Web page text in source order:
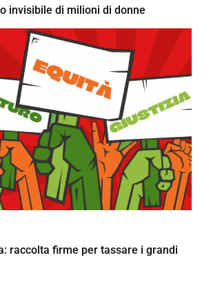
invisibile di milioni di donne
raccolta firme per tassare i grandi